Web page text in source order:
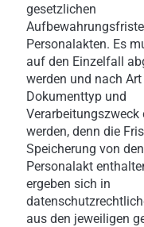
gesetzlichen
Personalakten. Es
auf den Einzelfall
werden und nach Art
Dokumenttyp und
werden, denn die
Speicherung von
Personalakt
ergeben sich in
aus den jeweiligen